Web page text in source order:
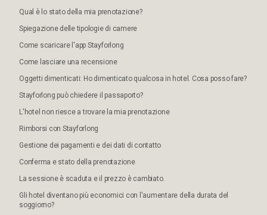
Qual è lo stato della mia prenotazione?
Spiegazione delle tipologie di camere
Come scaricare l'app Stayforlong
Come lasciare una recensione
Oggetti dimenticati: Ho dimenticato qualcosa in hotel. Cosa posso fare?
Stayforlong può chiedere il passaporto?
L'hotel non riesce a trovare la mia prenotazione
Rimborsi con Stayforlong
Gestione dei pagamenti e dei dati di contatto
Conferma e stato della prenotazione
La sessione è scaduta e il prezzo è cambiato.
Gli hotel diventano più economici con l'aumentare della durata del
soggiorno?